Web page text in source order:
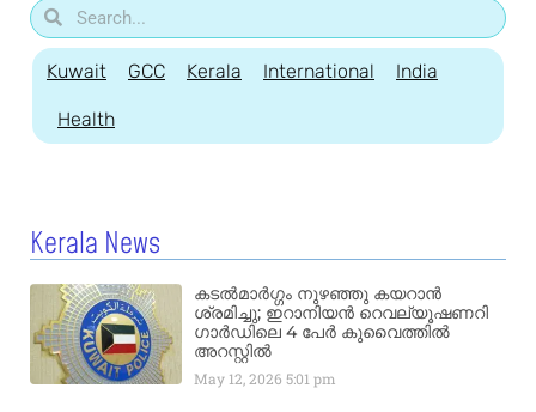
Kuwait GCC Kerala International India
Health
Kerala News
കടൽമാർഗ്ഗം നുഴഞ്ഞു കയറാൻ
ശ്രമിച്ചു; ഇറാനിയൻ റെവല്യൂഷണറി
ഗാർഡിലെ 4 പേർ കുവൈത്തിൽ
അറസ്റ്റിൽ
May 12, 20265:01 pm